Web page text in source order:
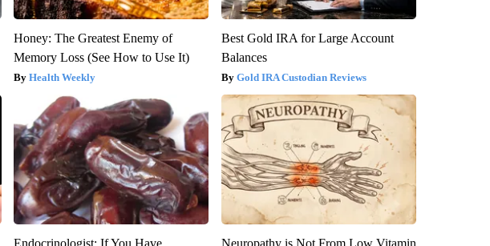
Honey: The Greatest Enemy of
Memory Loss (See How to Use It)
Health Weekly
Best Gold IRA for Large Account
Balances
Gold IRA Custodian Reviews